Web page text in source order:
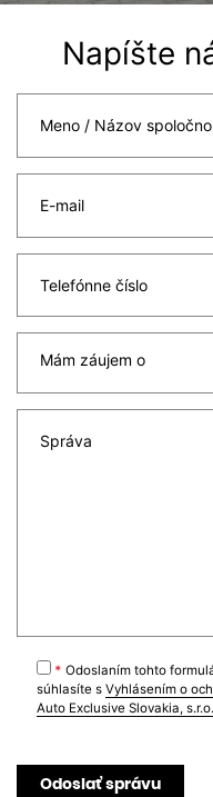
Napíšte
Meno / Názov
E-mail
Telefónne číslo
Správa
* Odoslaním tohto
súhlasíte s Vyhlásením o
Auto Exclusive Slovakia, s.r.o.
Odoslať správu